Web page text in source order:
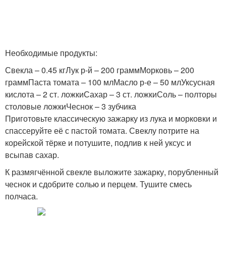
Необходимые продукты:
Свекла – 0.45 кгЛук р-й – 200 граммМорковь – 200
граммПаста томата – 100 млМасло р-е – 50 млУксусная
кислота – 2 ст. ложкиСахар – 3 ст. ложкиСоль – полторы
столовые ложкиЧеснок – 3 зубчика
Приготовьте классическую зажарку из лука и морковки и
спассеруйте её с пастой томата. Свеклу потрите на
корейской тёрке и потушите, подлив к ней уксус и
всыпав сахар.
К размягчённой свекле выложите зажарку, порубленный
чеснок и сдобрите солью и перцем. Тушите смесь
полчаса.